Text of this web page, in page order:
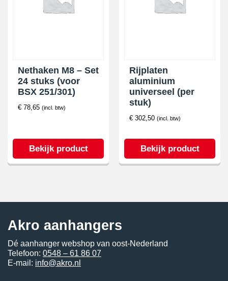
Nethaken M8 – Set
24 stuks (voor
BSX 251/301)
€ 78,65 (incl. btw)
Bekijk product
Rijplaten
aluminium
universeel (per
stuk)
€ 302,50 (incl. btw)
Bekijk product
Akro aanhangers
Dé aanhanger webshop van oost-Nederland
Telefoon: 0548 – 61 86 07
E-mail: info@akro.nl